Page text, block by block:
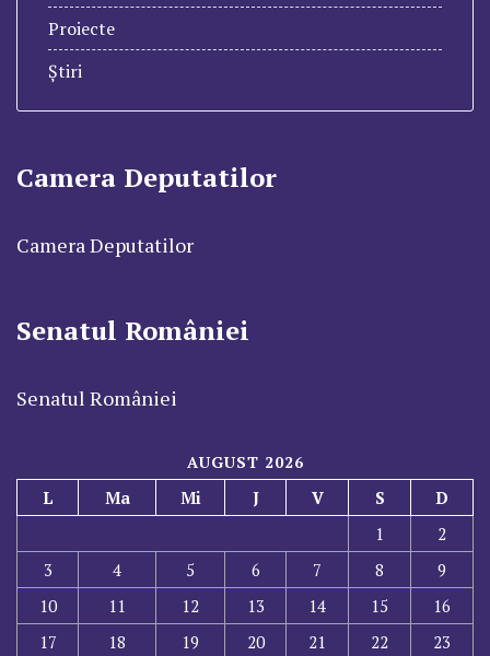
Proiecte
Știri
Camera Deputatilor
Camera Deputatilor
Senatul României
Senatul României
AUGUST 2026
L Ma Mi J V S
D
1
2
3
4 5 6 7 8
9
10
11 12 13 14 15
16
17
18 19 20 21 22
23